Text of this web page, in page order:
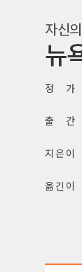
자신
뉴
정 가
출 간
지 은 이
옮 긴 이